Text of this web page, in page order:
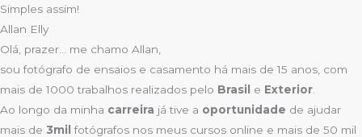
Simples assim!
Allan Elly
Olá, prazer… me chamo Allan,
sou fotógrafo de ensaios e casamento há mais de 15 anos, com
mais de 1000 trabalhos realizados pelo Brasil e Exterior
Ao longo da minha carreira já tive a oportunidade de ajudar
mais de 3mil fotógrafos nos meus cursos online e mais de 50 mil